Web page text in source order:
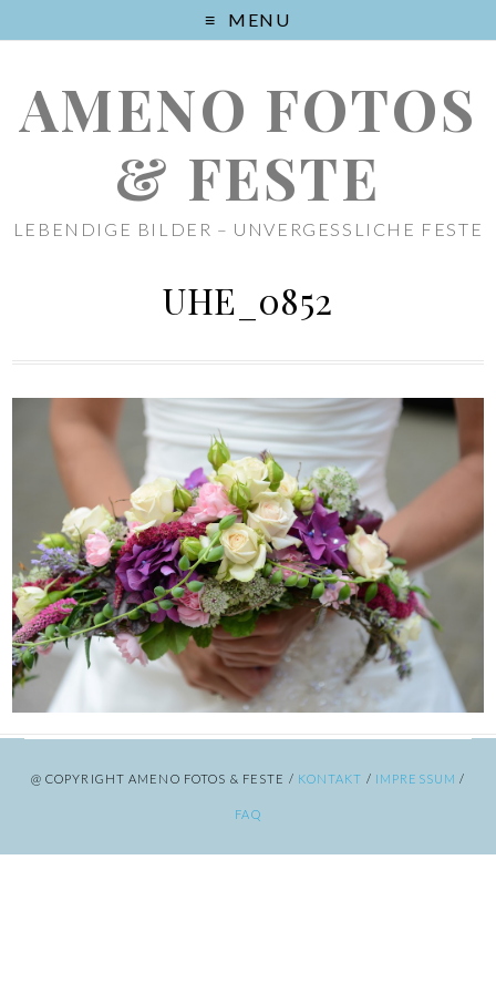
MENU
AMENO FOTOS
& FESTE
LEBENDIGE BILDER – UNVERGESSLICHE FESTE
UHE_0852
@ COPYRIGHT AMENO FOTOS & FESTE / KONTAKT / IMPRESSUM /
FAQ